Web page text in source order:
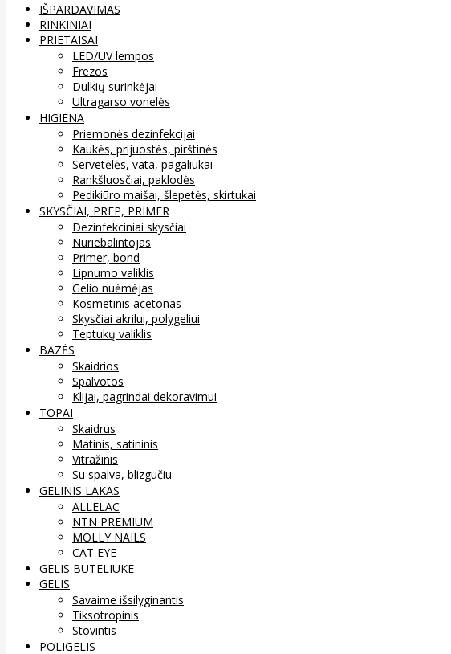
IŠPARDAVIMAS
RINKINIAI
PRIETAISAI
LED/UV lempos
Frezos
Dulkių surinkėjai
Ultragarso vonelės
HIGIENA
Priemonės dezinfekcijai
Kaukės, prijuostės, pirštinės
Servetėlės, vata, pagaliukai
Rankšluosčiai, paklodės
Pedikiūro maišai, šlepetės, skirtukai
SKYSČIAI, PREP, PRIMER
Dezinfekciniai skysčiai
Nuriebalintojas
Primer, bond
Lipnumo valiklis
Gelio nuėmėjas
Kosmetinis acetonas
Skysčiai akrilui, polygeliui
Teptukų valiklis
BAZĖS
Skaidrios
Spalvotos
Klijai, pagrindai dekoravimui
TOPAI
Skaidrus
Matinis, satininis
Vitražinis
Su spalva, blizgučiu
GELINIS LAKAS
ALLELAC
NTN PREMIUM
MOLLY NAILS
CAT EYE
GELIS BUTELIUKE
GELIS
Savaime išsilyginantis
Tiksotropinis
Stovintis
POLIGELIS